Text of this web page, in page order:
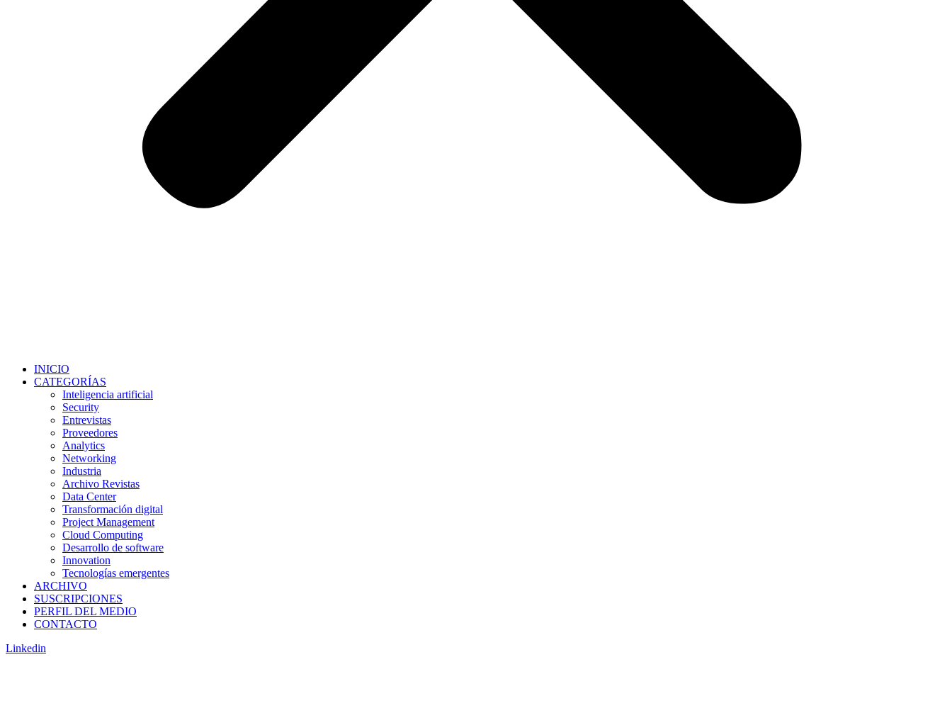
INICIO
CATEGORÍAS
Inteligencia artificial
Security
Entrevistas
Proveedores
Analytics
Networking
Industria
Archivo Revistas
Data Center
Transformación digital
Project Management
Cloud Computing
Desarrollo de software
Innovation
Tecnologías emergentes
ARCHIVO
SUSCRIPCIONES
PERFIL DEL MEDIO
CONTACTO
Linkedin